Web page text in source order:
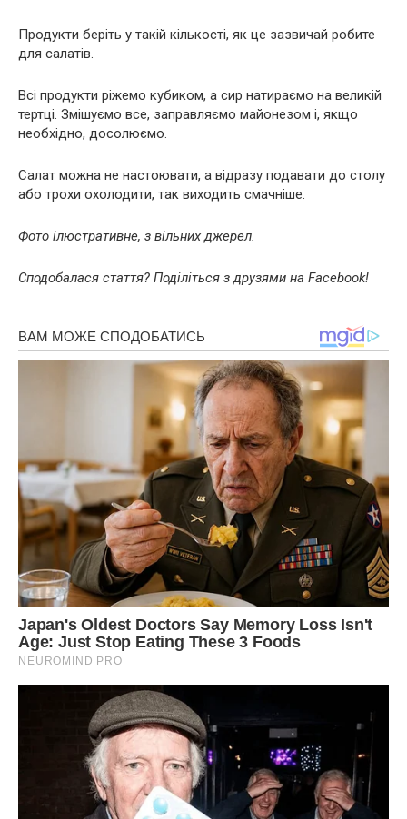
Продукти беріть у такій кількості, як це зазвичай робите
для салатів.
Всі продукти ріжемо кубиком, а сир натираємо на великій
тертці. Змішуємо все, заправляємо майонезом і, якщо
необхідно, досолюємо.
Салат можна не настоювати, а відразу подавати до столу
або трохи охолодити, так виходить смачніше.
Фото ілюстративне, з вільних джерел.
Сподобалася стаття? Поділіться з друзями на Facebook!